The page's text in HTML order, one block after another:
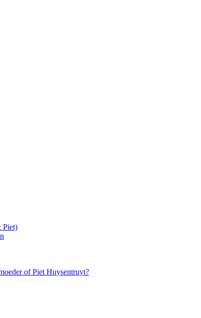
Piet)
of Piet Huysentruyt?